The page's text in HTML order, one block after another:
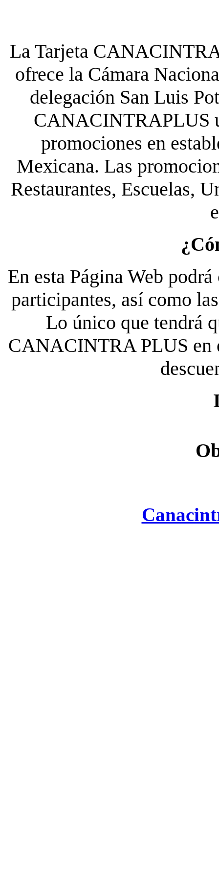
La Tarjeta
ofrece la Cámara
delegación San Luis
CANACINTRAPLUS
promociones en
Mexicana. Las
Restaurantes, Escuelas,
En esta Página Web
participantes, así como
Lo único que tendrá
CANACINTRA PLUS en